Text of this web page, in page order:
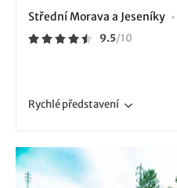
Střední Morava a Jeseníky
9.5/10
Rychlépředstavení